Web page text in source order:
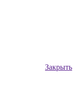
Закрыть